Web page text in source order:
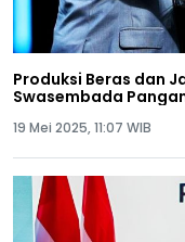
Produksi Beras dan
Swasembada
19 Mei 2025, 11:07 WIB